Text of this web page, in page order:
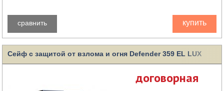
купить
сравнить
Сейф с защитой от взлома и огня Defender 359 EL LUX
договорная